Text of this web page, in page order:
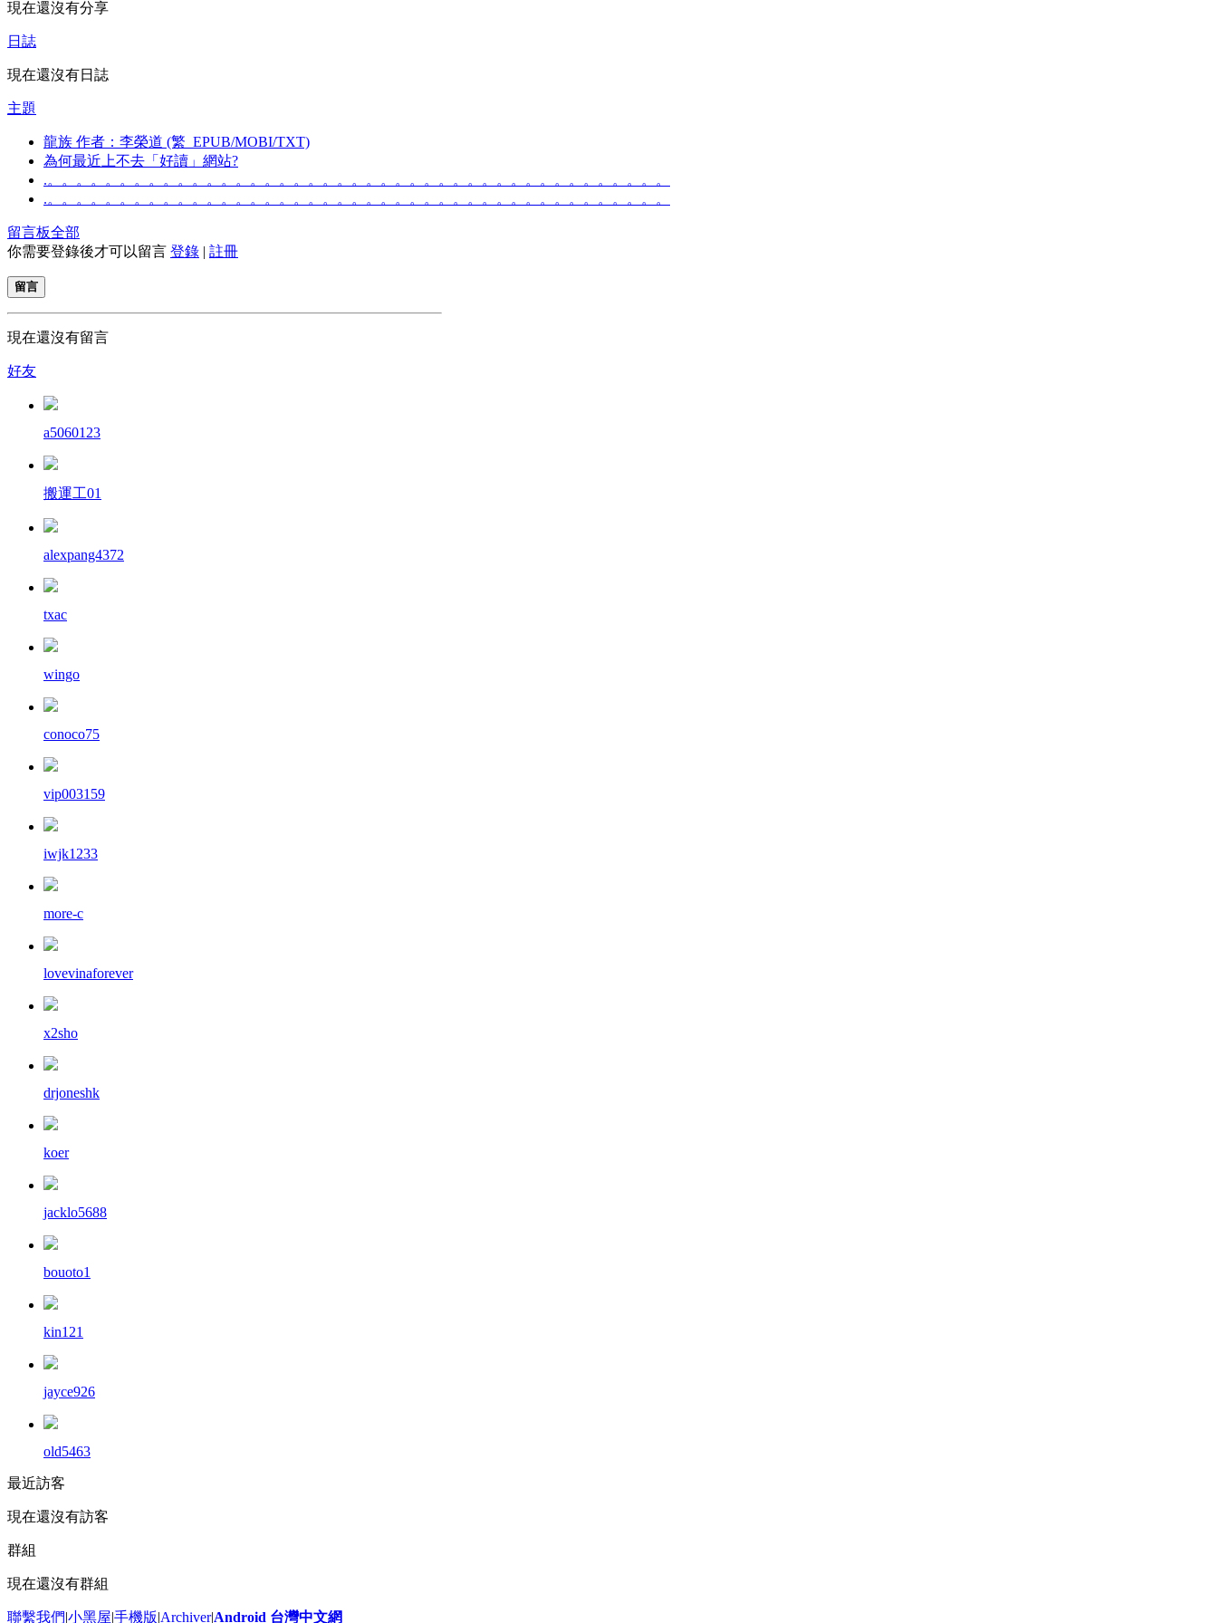
現在還沒有分享
日誌
現在還沒有日誌
主題
龍族 作者：李榮道 (繁_EPUB/MOBI/TXT)
為何最近上不去「好讀」網站?
.。。。。。。。。。。。。。。。。。。。。。。。。。。。。。。。。。。。。。。。。。。。
.。。。。。。。。。。。。。。。。。。。。。。。。。。。。。。。。。。。。。。。。。。。
留言板全部
你需要登錄後才可以留言 登錄 | 註冊
留言
現在還沒有留言
好友
a5060123
搬運工01
alexpang4372
txac
wingo
conoco75
vip003159
iwjk1233
more-c
lovevinaforever
x2sho
drjoneshk
koer
jacklo5688
bouoto1
kin121
jayce926
old5463
最近訪客
現在還沒有訪客
群組
現在還沒有群組
聯繫我們|小黑屋|手機版|Archiver|Android 台灣中文網